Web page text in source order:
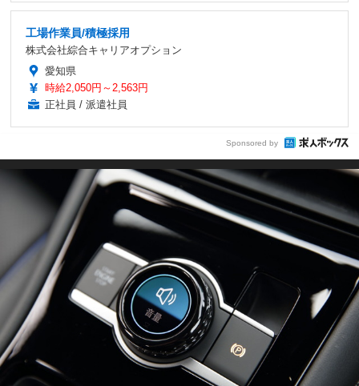
工場作業員/積極採用
株式会社綜合キャリアオプション
愛知県
時給2,050円～2,563円
正社員 / 派遣社員
Sponsored by